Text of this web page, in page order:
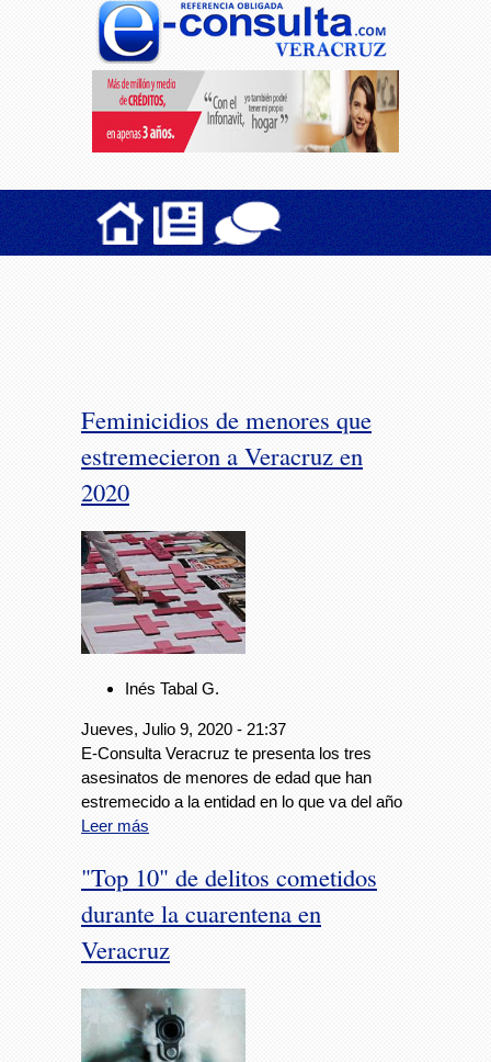
Feminicidios de menores que
estremecieron a Veracruz en
2020
Inés Tabal G.
Jueves, Julio 9, 2020 - 21:37
E-Consulta Veracruz te presenta los tres
asesinatos de menores de edad que han
estremecido a la entidad en lo que va del año
Leer más
"Top 10" de delitos cometidos
durante la cuarentena en
Veracruz